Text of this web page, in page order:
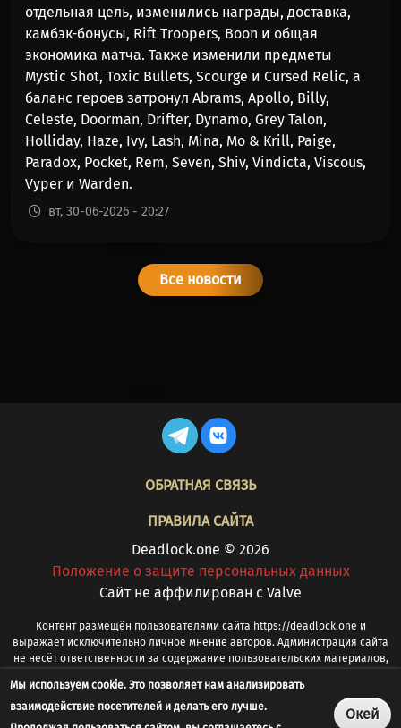
отдельная цель, изменились награды, доставка,
камбэк-бонусы, Rift Troopers, Boon и общая
экономика матча. Также изменили предметы
Mystic Shot, Toxic Bullets, Scourge и Cursed Relic, а
баланс героев затронул Abrams, Apollo, Billy,
Celeste, Doorman, Drifter, Dynamo, Grey Talon,
Holliday, Haze, Ivy, Lash, Mina, Mo & Krill, Paige,
Paradox, Pocket, Rem, Seven, Shiv, Vindicta, Viscous,
Vyper и Warden.
вт, 30-06-2026 - 20:27
Все новости
ОБРАТНАЯ СВЯЗЬ
ПРАВИЛА САЙТА
Deadlock.one © 2026
Положение о защите персональных данных
Cайт не аффилирован с Valve
Контент размещён пользователями сайта https://deadlock.one и
выражает исключительно личное мнение авторов. Администрация сайта
не несёт ответственности за содержание пользовательских материалов,
суждения или иные спорные формулировки. При обнаружении
запрещённого или иного проблемного контента просим сообщать на
info@deadlock.one
Мы используем cookie. Это позволяет нам анализировать
взаимодействие посетителей и делать его лучше.
Окей